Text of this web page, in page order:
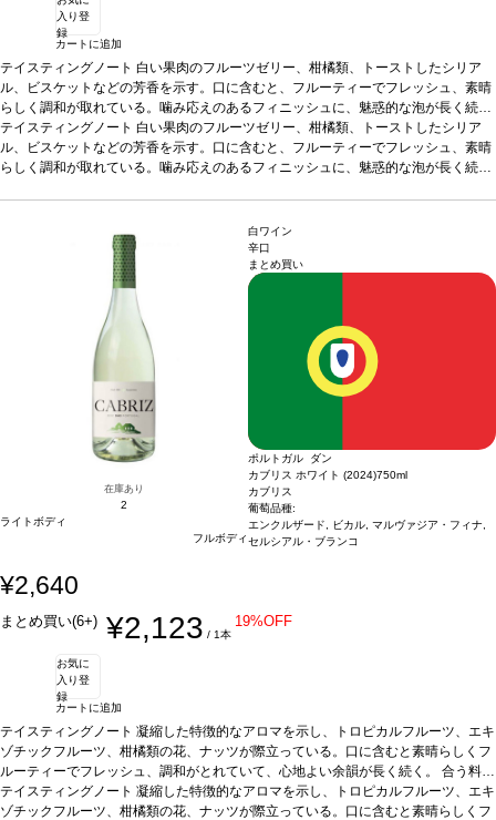
入り登
録
カートに追加
テイスティングノート 白い果肉のフルーツゼリー、柑橘類、トーストしたシリア
ル、ビスケットなどの芳香を示す。口に含むと、フルーティーでフレッシュ、素晴
らしく調和が取れている。噛み応えのあるフィニッシュに、魅惑的な泡が長く続
く。合う料理魚、白身肉、デザート、またアペリティフに最適などと好相性葡萄
品種エンクルザード 40%、ビカル 40%、マルヴァジア・フィナ 20%*本ヴィンテ
ージが在庫切れの場合、在庫があり価格が同様の場合は自動的に次のヴィンテージ
テイスティングノート 白い果肉のフルーツゼリー、柑橘類、トーストしたシリア
ル、ビスケットなどの芳香を示す。口に含むと、フルーティーでフレッシュ、素晴
らしく調和が取れている。噛み応えのあるフィニッシュに、魅惑的な泡が長く続
ージが在庫切れの場合、在庫があり価格が同様の場合は自動的に次のヴィンテージ
に変更されます、ご了承ください。
在庫あり
2
ライトボディ
フルボディ
白ワイン
辛口
まとめ買い
ポルトガル ダン
カブリス ホワイト (2024)750ml
カブリス
葡萄品種:
エンクルザード, ビカル, マルヴァジア・フィナ,
セルシアル・ブランコ
¥2,640
まとめ買い(6+) ¥2,123 / 1本
19%OFF
お気に
入り登
録
カートに追加
テイスティングノート 凝縮した特徴的なアロマを示し、トロピカルフルーツ、エキ
ゾチックフルーツ、柑橘類の花、ナッツが際立っている。口に含むと素晴らしくフ
ルーティーでフレッシュ、調和がとれていて、心地よい余韻が長く続く。 合う料理
アペタイザーとして、また地中海料理、中華、インド料理などと好相性葡萄品種
エンクルザード 40%、ビカル 20%、マルヴァジア・フィナ 20%、セルシアル・ブ
テイスティングノート 凝縮した特徴的なアロマを示し、トロピカルフルーツ、エキ
ゾチックフルーツ、柑橘類の花、ナッツが際立っている。口に含むと素晴らしくフ